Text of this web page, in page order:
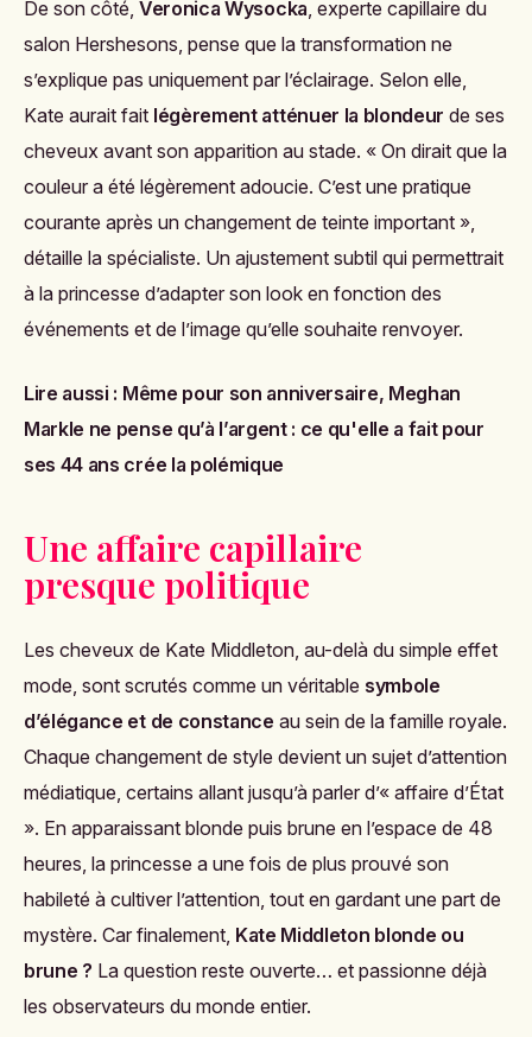
De son côté, Veronica Wysocka , experte capillaire du
salon Hershesons, pense que la transformation ne
s’explique pas uniquement par l’éclairage. Selon elle,
Kate aurait fait légèrement atténuer la blondeur de ses
cheveux avant son apparition au stade. « On dirait que la
couleur a été légèrement adoucie. C’est une pratique
courante après un changement de teinte important »,
détaille la spécialiste. Un ajustement subtil qui permettrait
à la princesse d’adapter son look en fonction des
événements et de l’image qu’elle souhaite renvoyer.
Lire aussi : Même pour son anniversaire, Meghan
Markle ne pense qu’à l’argent : ce qu'elle a fait pour
ses 44 ans crée la polémique
Une affaire capillaire
presque politique
Les cheveux de Kate Middleton, au-delà du simple effet
mode, sont scrutés comme un véritable symbole
d’élégance et de constance au sein de la famille royale.
Chaque changement de style devient un sujet d’attention
médiatique, certains allant jusqu’à parler d’« affaire d’État
». En apparaissant blonde puis brune en l’espace de 48
heures, la princesse a une fois de plus prouvé son
habileté à cultiver l’attention, tout en gardant une part de
mystère. Car finalement, Kate Middleton blonde ou
brune ? La question reste ouverte… et passionne déjà
les observateurs du monde entier.